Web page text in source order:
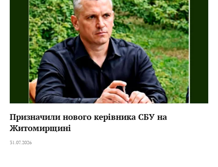
Призначили нового керівника СБУ на
Житомирщині
31.07.2026